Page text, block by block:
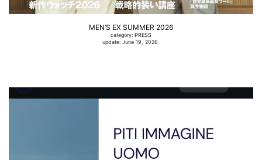
MEN’S EX SUMMER 2026
category: PRESS
update: June 19, 2026